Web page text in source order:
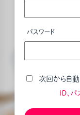
パスワード
次回から自
ID、